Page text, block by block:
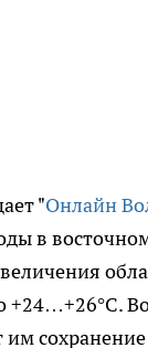
"Онлайн
в
+24…+26°C.
им